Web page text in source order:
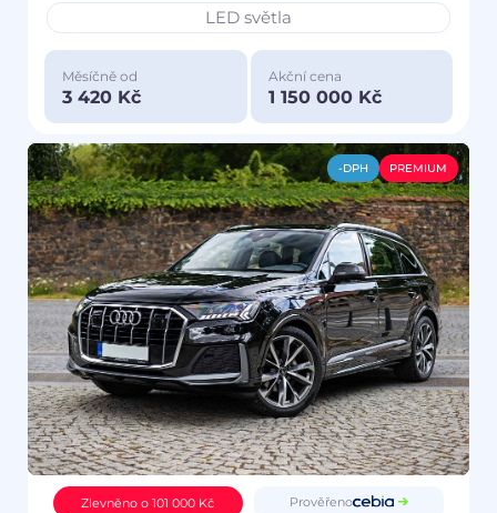
LED světla
Měsíčně od
3 420 Kč
Akční cena
1 150 000 Kč
-DPH PREMIUM
Zlevněno o 101 000 Kč Prověřeno